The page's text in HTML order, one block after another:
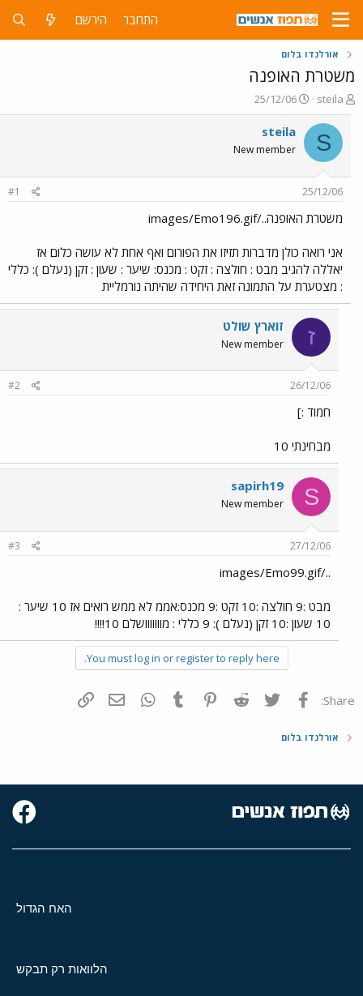
התחבר הירשם
אורלנדו בלום
משטרת האופנה
פ
ו
ת
ח
ה
ו
ש
א
steila
פ
ו
ר
ם
ר
25/12/06
S
steila
New member
25/12/06
#1
משטרת האופנה../images/Emo196.gif
אני רואה כולן מדברות תזיזו את הפורום ואף אחת לא עושה כלום אז
יאללה להגיב מבט : חולצה : זקט : מכנס: שיער : שעון : זקן (נעלם ): כללי
: מצטערת על התמונה זאת היחידה שהיתה נורמליית
ז זוארץ שולט
New member
26/12/06
#2
חמוד :]
מבחינתי 10
S
sapirh19
New member
27/12/06
#3
../images/Emo99.gif
מבט :9 חולצה :10 זקט :9 מכנס:אממ לא ממש רואים אז 10 שיער :
10 שעון :10 זקן (נעלם ): 9 כללי : מווווווושלם 10!!!!
You must log in or register to reply here.
Share: פייסבוק Twitter
Reddit
Pinterest
Tumblr
WhatsAppדואר אלקטרוני
אורלנדו בלום
האח הגדול
הלוואות רק תבקש